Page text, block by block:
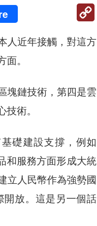
人近年接觸，對這方
。
塊鏈技術，第四是雲
術。
礎建設支撐，例如
和服務方面形成大統
立人民幣作為強勢國
開放。這是另一個話